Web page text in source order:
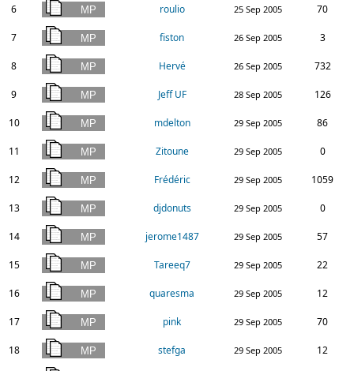
6 roulio 25 Sep 2005 70
7 fiston 26 Sep 2005 3
8 Hervé 26 Sep 2005 732
9 Jeff UF 28 Sep 2005 126
10 mdelton 29 Sep 2005 86
11 Zitoune 29 Sep 2005 0
12 Frédéric 29 Sep 2005 1059
13 djdonuts 29 Sep 2005 0
14 jerome1487 29 Sep 2005 57
15 Tareeq7 29 Sep 2005 22
16 quaresma 29 Sep 2005 12
17 pink 29 Sep 2005 70
18 stefga 29 Sep 2005 12